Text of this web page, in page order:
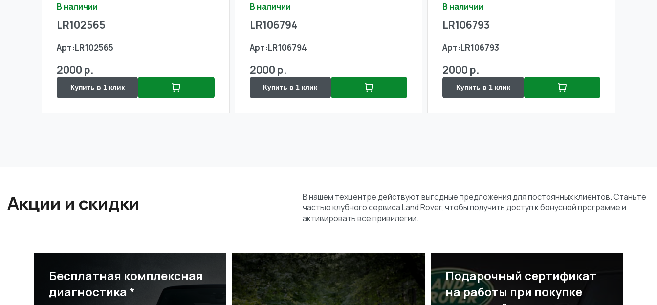
В наличии
LR102565
Арт:LR102565
2000 р.
Купить в 1 клик
В наличии
LR106794
Арт:LR106794
2000 р.
Купить в 1 клик
В наличии
LR106793
Арт:LR106793
2000 р.
Купить в 1 клик
Акции и скидки
В нашем техцентре действуют выгодные предложения для постоянных клиентов. Станьте
частью клубного сервиса Land Rover, чтобы получить доступ к бонусной программе и
активировать все привилегии.
Бесплатная комплексная
диагностика *
Подарочный сертификат
на работы при покупке